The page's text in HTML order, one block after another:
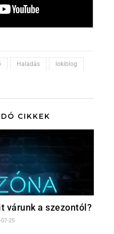
Haladás
lokiblog
CIKKEK
várunk a szezontól?
25